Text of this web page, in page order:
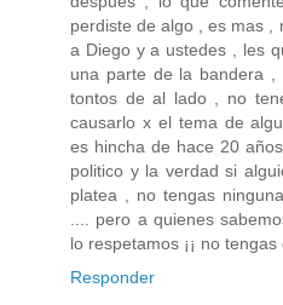
perdiste de algo , es mas ,
a Diego y a ustedes , les
una parte de la bandera
tontos de al lado , no
causarlo x el tema de
es hincha de hace 20
politico y la verdad si
platea , no tengas
.... pero a quienes
lo respetamos ¡¡ no
Responder